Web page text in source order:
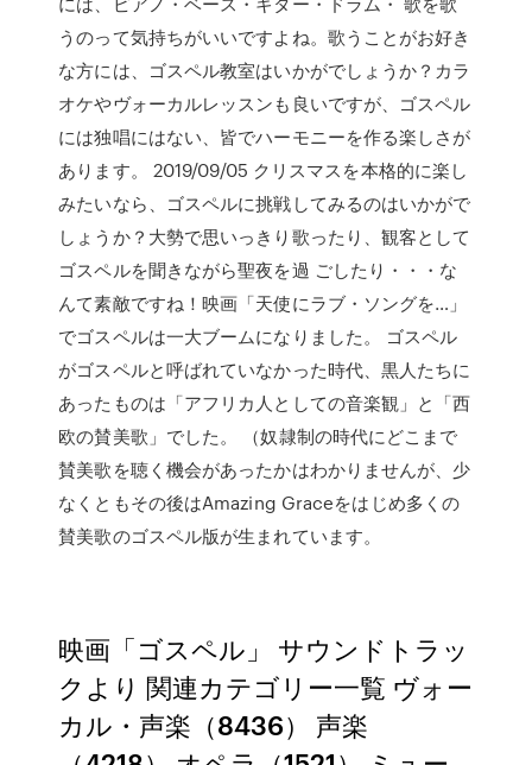
うのって気持ちがいいですよね。歌うことがお好き
な方には、ゴスペル教室はいかがでしょうか？カラ
オケやヴォーカルレッスンも良いですが、ゴスペル
には独唱にはない、皆でハーモニーを作る楽しさが
あります。 2019/09/05 クリスマスを本格的に楽し
みたいなら、ゴスペルに挑戦してみるのはいかがで
しょうか？大勢で思いっきり歌ったり、観客として
ゴスペルを聞きながら聖夜を過 ごしたり・・・な
んて素敵ですね！映画「天使にラブ・ソングを…」
でゴスペルは一大ブームになりました。 ゴスペル
がゴスペルと呼ばれていなかった時代、黒人たちに
あったものは「アフリカ人としての音楽観」と「西
欧の賛美歌」でした。 （奴隷制の時代にどこまで
賛美歌を聴く機会があったかはわかりませんが、少
なくともその後はAmazing Graceをはじめ多くの
賛美歌のゴスペル版が生まれています。
映画「ゴスペル」 サウンドトラッ
クより 関連カテゴリー一覧 ヴォー
カル・声楽（8436） 声楽